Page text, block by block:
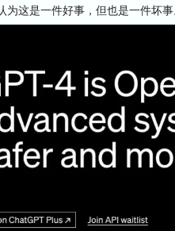
为这是一件好事，但也是一件坏事